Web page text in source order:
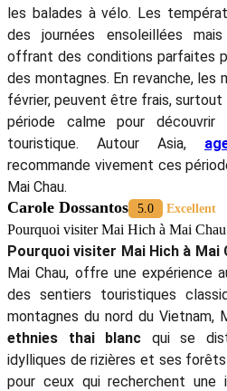
les balades à vélo. Les
des journées ensoleillées
offrant des conditions parfaites
des montagnes. En revanche, les
février, peuvent être frais, surtout
période calme pour découvrir
touristique. Autour Asia,
recommande vivement ces
Mai Chau​.
Carole Dossantos 5.0 Excellent
Pourquoi visiter Mai Hich à Mai
Pourquoi visiter Mai Hich à Mai
Mai Chau, offre une expérience
des sentiers touristiques
montagnes du nord du Vietnam,
ethnies thai blanc qui se
idylliques de rizières et ses
pour ceux qui recherchent une